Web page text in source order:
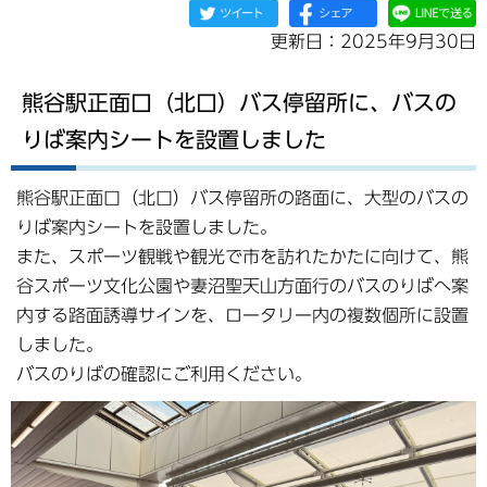
更新日：2025年9月30日
熊谷駅正面口（北口）バス停留所に、バスの
りば案内シートを設置しました
熊谷駅正面口（北口）バス停留所の路面に、大型のバスの
りば案内シートを設置しました。
また、スポーツ観戦や観光で市を訪れたかたに向けて、熊
谷スポーツ文化公園や妻沼聖天山方面行のバスのりばへ案
内する路面誘導サインを、ロータリー内の複数個所に設置
しました。
バスのりばの確認にご利用ください。